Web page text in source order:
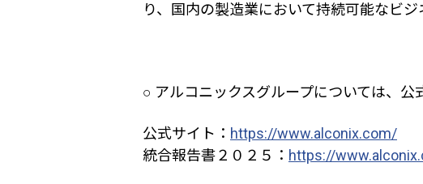
り、国内の製造業において持続可能なビ
○ アルコニックスグループについては、公
公式サイト： https://www.alconix.com/
統合報告書２０２５： https://